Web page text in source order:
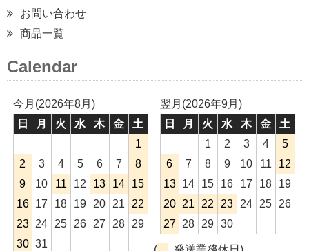
お問い合わせ
商品一覧
Calendar
今月(2026年8月)
日
月 火 水 木 金
土
1
2
3 4 5 6 7
8
9
10 11 12 13 14
15
16
17 18 19 20 21
22
23
24 25 26 27 28
29
30 31
翌月(2026年9月)
日
月 火 水 木 金
土
1
2 3 4
5
6
7 8 9 10 11
12
13
14 15 16 17 18
19
20
21 22 23 24 25
26
27
28 29 30